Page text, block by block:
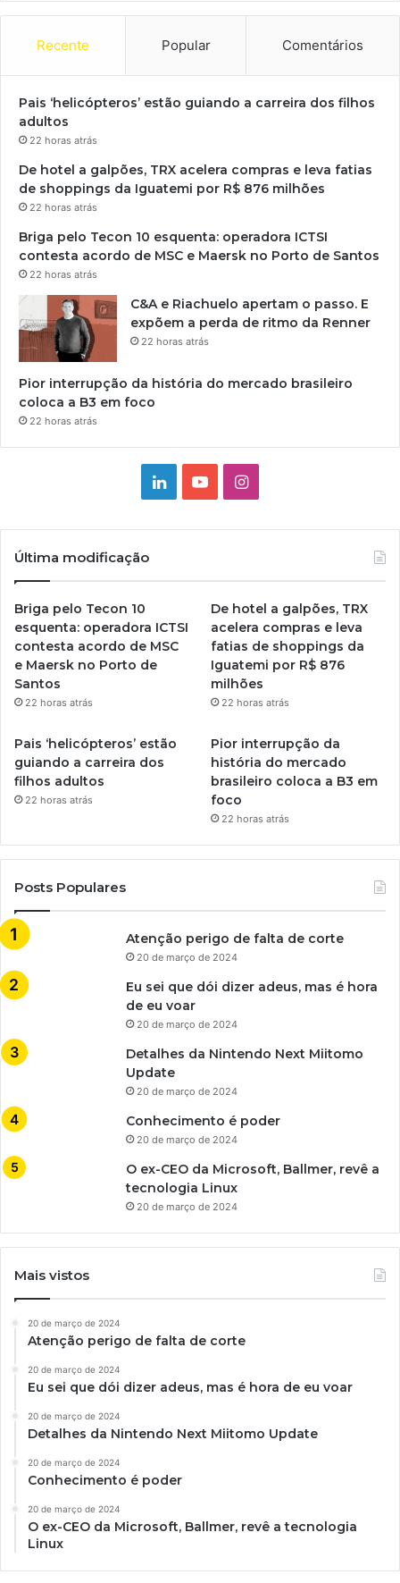
Recente Popular Comentários
Pais ‘helicópteros’ estão guiando a carreira dos filhos
adultos
22 horas atrás
De hotel a galpões, TRX acelera compras e leva fatias
de shoppings da Iguatemi por R$ 876 milhões
22 horas atrás
Briga pelo Tecon 10 esquenta: operadora ICTSI
contesta acordo de MSC e Maersk no Porto de Santos
22 horas atrás
C&A e Riachuelo apertam o passo. E
expõem a perda de ritmo da Renner
22 horas atrás
Pior interrupção da história do mercado brasileiro
coloca a B3 em foco
22 horas atrás
LinkedinYouTubeInstagram
Última modificação
Briga pelo Tecon 10
esquenta: operadora ICTSI
contesta acordo de MSC
e Maersk no Porto de
Santos
22 horas atrás
De hotel a galpões, TRX
acelera compras e leva
fatias de shoppings da
Iguatemi por R$ 876
milhões
22 horas atrás
Pais ‘helicópteros’ estão
guiando a carreira dos
filhos adultos
22 horas atrás
Pior interrupção da
história do mercado
brasileiro coloca a B3 em
foco
22 horas atrás
Posts Populares
Atenção perigo de falta de corte
20 de março de 2024
Eu sei que dói dizer adeus, mas é hora
de eu voar
20 de março de 2024
Detalhes da Nintendo Next Miitomo
Update
20 de março de 2024
Conhecimento é poder
20 de março de 2024
O ex-CEO da Microsoft, Ballmer, revê a
tecnologia Linux
20 de março de 2024
Mais vistos
20 de março de 2024
Atenção perigo de falta de corte
20 de março de 2024
Eu sei que dói dizer adeus, mas é hora de eu voar
20 de março de 2024
Detalhes da Nintendo Next Miitomo Update
20 de março de 2024
Conhecimento é poder
20 de março de 2024
O ex-CEO da Microsoft, Ballmer, revê a tecnologia
Linux